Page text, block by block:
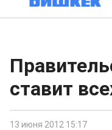
ставит
13 июня 2012 15:17